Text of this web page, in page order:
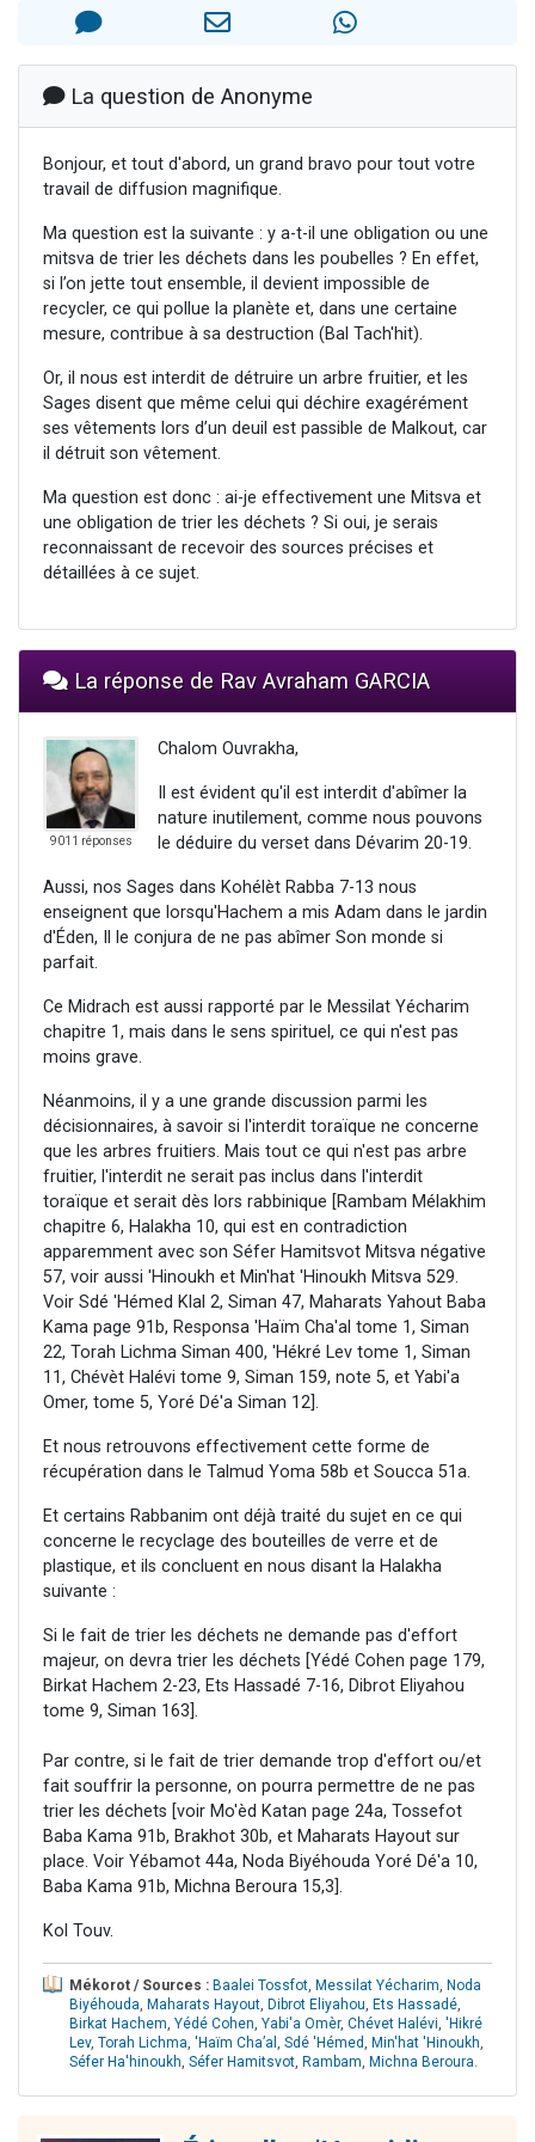
Il reste 49 places pour étudier en groupe sur Zoom
3 personnes viennent de nous rejoindre sur WhatsApp
3 personnes viennent de faire un don pour Événements Torah-Box
La question de Anonyme
Bonjour, et tout d'abord, un grand bravo pour tout votre
travail de diffusion magnifique.
Ma question est la suivante : y a-t-il une obligation ou une
mitsva de trier les déchets dans les poubelles ? En effet,
si l’on jette tout ensemble, il devient impossible de
recycler, ce qui pollue la planète et, dans une certaine
mesure, contribue à sa destruction (Bal Tach'hit).
Or, il nous est interdit de détruire un arbre fruitier, et les
Sages disent que même celui qui déchire exagérément
ses vêtements lors d’un deuil est passible de Malkout, car
il détruit son vêtement.
Ma question est donc : ai-je effectivement une Mitsva et
une obligation de trier les déchets ? Si oui, je serais
reconnaissant de recevoir des sources précises et
détaillées à ce sujet.
La réponse de Rav Avraham GARCIA
9011 réponses
Chalom Ouvrakha,
Il est évident qu'il est interdit d'abîmer la
nature inutilement, comme nous pouvons
le déduire du verset dans Dévarim 20-19.
Aussi, nos Sages dans Kohélèt Rabba 7-13 nous
enseignent que lorsqu'Hachem a mis Adam dans le jardin
d'Éden, Il le conjura de ne pas abîmer Son monde si
parfait.
Ce Midrach est aussi rapporté par le Messilat Yécharim
chapitre 1, mais dans le sens spirituel, ce qui n'est pas
moins grave.
Néanmoins, il y a une grande discussion parmi les
décisionnaires, à savoir si l'interdit toraïque ne concerne
que les arbres fruitiers. Mais tout ce qui n'est pas arbre
fruitier, l'interdit ne serait pas inclus dans l'interdit
toraïque et serait dès lors rabbinique [Rambam Mélakhim
chapitre 6, Halakha 10, qui est en contradiction
apparemment avec son Séfer Hamitsvot Mitsva négative
57, voir aussi 'Hinoukh et Min'hat 'Hinoukh Mitsva 529.
Voir Sdé 'Hémed Klal 2, Siman 47, Maharats Yahout Baba
Kama page 91b, Responsa 'Haïm Cha'al tome 1, Siman
22, Torah Lichma Siman 400, 'Hékré Lev tome 1, Siman
11, Chévèt Halévi tome 9, Siman 159, note 5, et Yabi'a
Omer, tome 5, Yoré Dé'a Siman 12].
Et nous retrouvons effectivement cette forme de
récupération dans le Talmud Yoma 58b et Soucca 51a.
Et certains Rabbanim ont déjà traité du sujet en ce qui
concerne le recyclage des bouteilles de verre et de
plastique, et ils concluent en nous disant la Halakha
suivante :
Si le fait de trier les déchets ne demande pas d'effort
majeur, on devra trier les déchets [Yédé Cohen page 179,
Birkat Hachem 2-23, Ets Hassadé 7-16, Dibrot Eliyahou
tome 9, Siman 163].
Par contre, si le fait de trier demande trop d'effort ou/et
fait souffrir la personne, on pourra permettre de ne pas
trier les déchets [voir Mo'èd Katan page 24a, Tossefot
Baba Kama 91b, Brakhot 30b, et Maharats Hayout sur
place. Voir Yébamot 44a, Noda Biyéhouda Yoré Dé'a 10,
Baba Kama 91b, Michna Beroura 15,3].
Kol Touv.
Mékorot / Sources : Baalei Tossfot, Messilat Yécharim, Noda
Biyéhouda, Maharats Hayout, Dibrot Eliyahou, Ets Hassadé,
Birkat Hachem, Yédé Cohen, Yabi'a Omèr, Chévet Halévi, 'Hikré
Lev, Torah Lichma, 'Haïm Cha’al , Sdé 'Hémed, Min'hat 'Hinoukh,
Séfer Ha'hinoukh, Séfer Hamitsvot, Rambam, Michna Beroura.